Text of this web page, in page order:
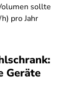
sollte
pro Jahr
Geräte